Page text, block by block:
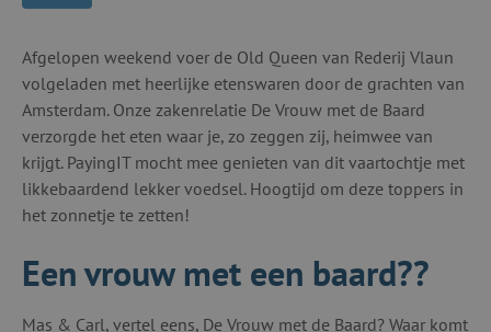
Afgelopen weekend voer de Old Queen van Rederij Vlaun
volgeladen met heerlijke etenswaren door de grachten van
Amsterdam. Onze zakenrelatie De Vrouw met de Baard
verzorgde het eten waar je, zo zeggen zij, heimwee van
krijgt. PayingIT mocht mee genieten van dit vaartochtje met
likkebaardend lekker voedsel. Hoogtijd om deze toppers in
het zonnetje te zetten!
Een vrouw met een baard??
Mas & Carl, vertel eens, De Vrouw met de Baard? Waar komt